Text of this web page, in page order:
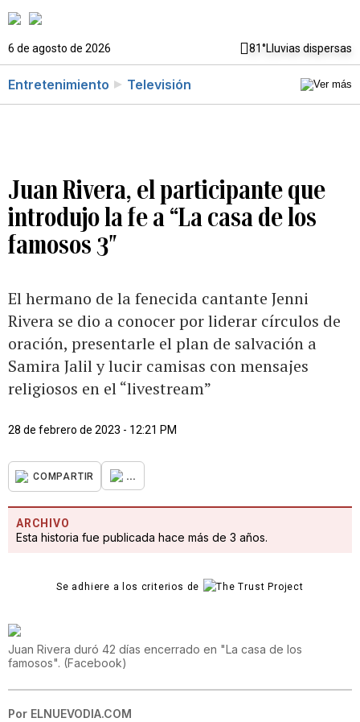
6 de agosto de 2026 81°Lluvias dispersas
Entretenimiento Televisión
Juan Rivera, el participante que
introdujo la fe a “La casa de los
famosos 3″
El hermano de la fenecida cantante Jenni
Rivera se dio a conocer por liderar círculos de
oración, presentarle el plan de salvación a
Samira Jalil y lucir camisas con mensajes
religiosos en el “livestream”
28 de febrero de 2023 - 12:21 PM
COMPARTIR ...
ARCHIVO
Esta historia fue publicada hace más de 3 años.
Se adhiere a los criterios de
Juan Rivera duró 42 días encerrado en "La casa de los
famosos". (Facebook)
Por ELNUEVODIA.COM